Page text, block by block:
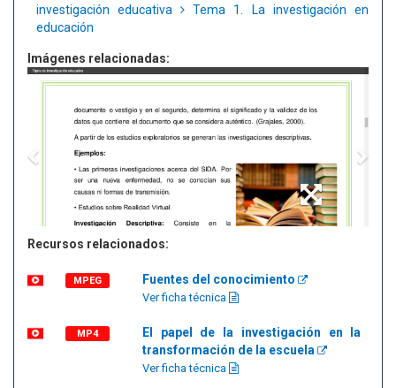
investigación educativa
Tema 1. La investigación en
educación
Imágenes relacionadas:
Recursos relacionados:
MPEG Fuentes del conocimiento
Ver ficha técnica
MP4
El papel de la investigación en la
transformación de la escuela
Ver ficha técnica